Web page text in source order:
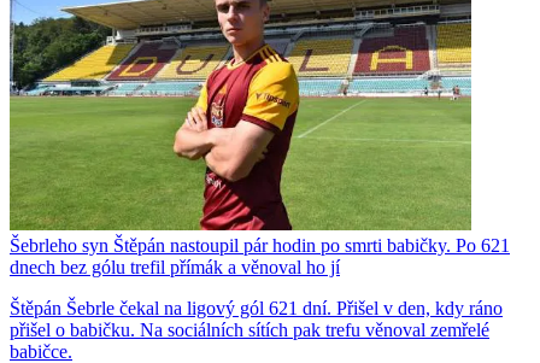
Šebrleho syn Štěpán nastoupil pár hodin po smrti babičky. Po 621
dnech bez gólu trefil přímák a věnoval ho jí
Štěpán Šebrle čekal na ligový gól 621 dní. Přišel v den, kdy ráno
přišel o babičku. Na sociálních sítích pak trefu věnoval zemřelé
babičce.